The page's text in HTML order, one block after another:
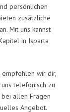
persönlichen
zusätzliche
Mit uns kannst
in Isparta
empfehlen wir dir,
telefonisch zu
allen Fragen
Angebot.